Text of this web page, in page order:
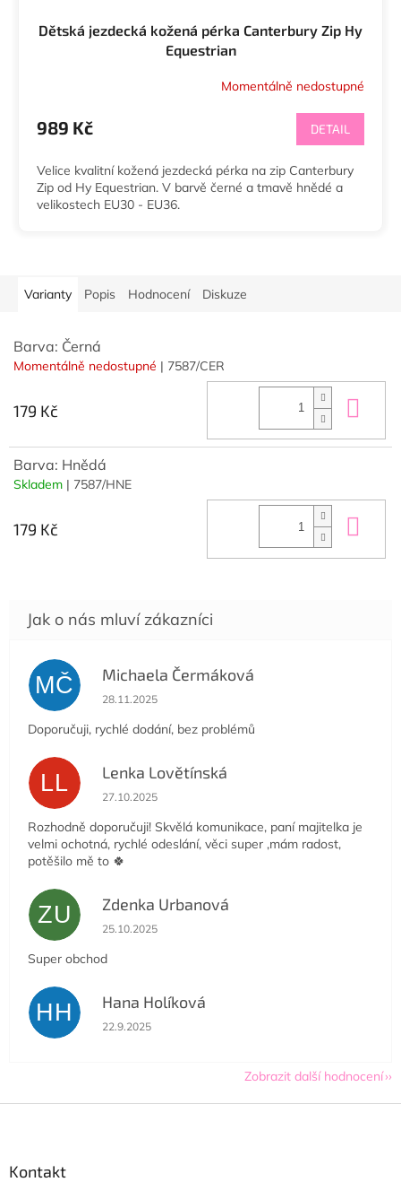
Dětská jezdecká kožená pérka Canterbury Zip Hy
Equestrian
Momentálně nedostupné
989 Kč DETAIL
Velice kvalitní kožená jezdecká pérka na zip Canterbury
Zip od Hy Equestrian. V barvě černé a tmavě hnědé a
velikostech EU30 - EU36.
Varianty Popis Hodnocení Diskuze
Barva: Černá
Momentálně nedostupné | 7587/CER
179 Kč
Barva: Hnědá
Skladem | 7587/HNE
179 Kč
MČ Michaela Čermáková
Hodnocení obchodu je 5 z 5 hvězdiček.
28.11.2025
Doporučuji, rychlé dodání, bez problémů
LL Lenka Lovětínská
Hodnocení obchodu je 5 z 5 hvězdiček.
27.10.2025
Rozhodně doporučuji! Skvělá komunikace, paní majitelka je
velmi ochotná, rychlé odeslání, věci super ,mám radost,
potěšilo mě to 🍀
ZU Zdenka Urbanová
Hodnocení obchodu je 5 z 5 hvězdiček.
25.10.2025
Super obchod
HH Hana Holíková
Hodnocení obchodu je 5 z 5 hvězdiček.
22.9.2025
Zobrazit další hodnocení
Kontakt